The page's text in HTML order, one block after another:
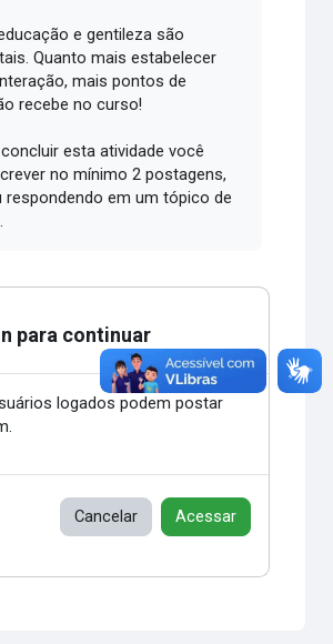
e gentileza são
Quanto mais estabelecer
mais pontos de
recebe no curso!
esta atividade você
no mínimo 2 postagens,
respondendo em um tópico de
para continuar
logados podem postar
Cancelar Acessar